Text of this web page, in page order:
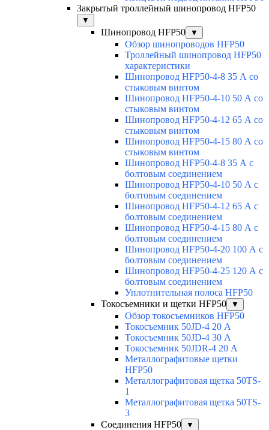
Закрытый троллейный шинопровод HFP50
▼
Шинопровод HFP50 ▼
Обзор шинопроводов HFP50
Троллейный шинопровод HFP50
характеристики
Шинопровод HFP50-4-8 35 А со
стыковым винтом
Шинопровод HFP50-4-10 50 А со
стыковым винтом
Шинопровод HFP50-4-12 65 А со
стыковым винтом
Шинопровод HFP50-4-15 80 А со
стыковым винтом
Шинопровод HFP50-4-8 35 А с
болтовым соединением
Шинопровод HFP50-4-10 50 А с
болтовым соединением
Шинопровод HFP50-4-12 65 А с
болтовым соединением
Шинопровод HFP50-4-15 80 А с
болтовым соединением
Шинопровод HFP50-4-20 100 А с
болтовым соединением
Шинопровод HFP50-4-25 120 А с
болтовым соединением
Уплотнительная полоса HFP50
Токосъемники и щетки HFP50
▼
Обзор токосъемников HFP50
Токосъемник 50JD-4 20 А
Токосъемник 50JD-4 30 А
Токосъемник 50JDR-4 20 А
Металлографитовые щетки
HFP50
Металлографитовая щетка 50TS-
1
Металлографитовая щетка 50TS-
3
Соединения HFP50
▼